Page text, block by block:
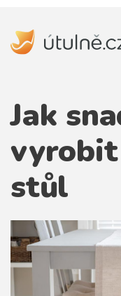
Jak
vyrobit
stůl